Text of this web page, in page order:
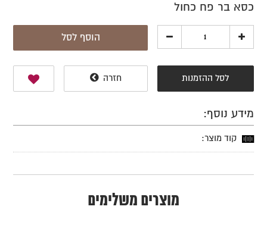
כסא בר פח כחול
הוסף לסל
לסל ההזמנות חזרה
מידע נוסף:
קוד מוצר:
מוצרים משלימים